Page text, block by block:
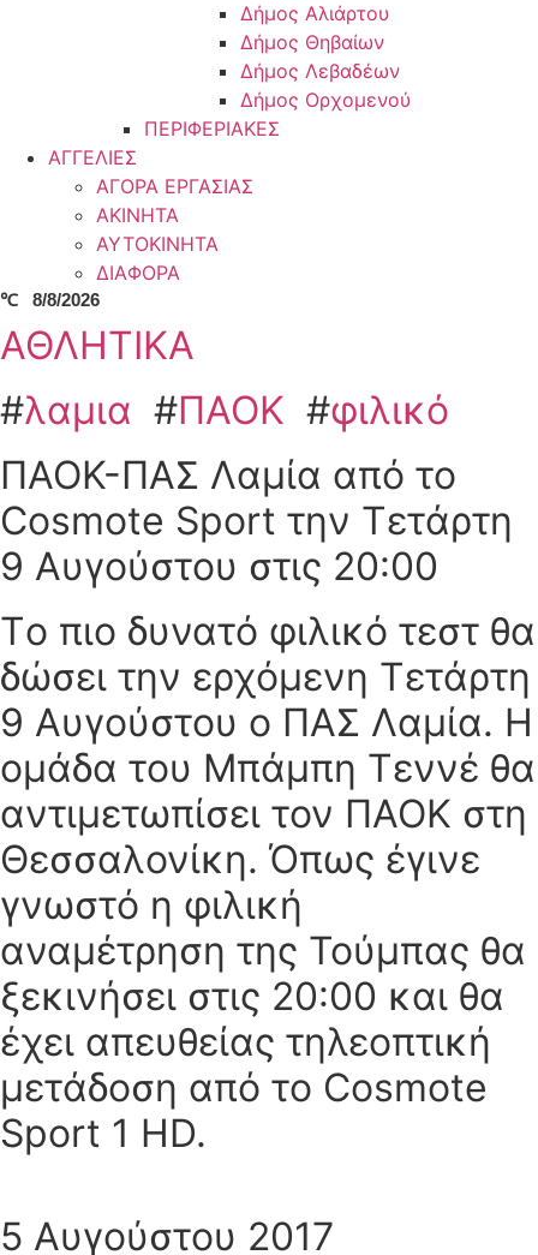
Δήμος Αλιάρτου
Δήμος Θηβαίων
Δήμος Λεβαδέων
Δήμος Ορχομενού
ΠΕΡΙΦΕΡΙΑΚΕΣ
ΑΓΓΕΛΙΕΣ
ΑΓΟΡΑ ΕΡΓΑΣΙΑΣ
ΑΚΙΝΗΤΑ
ΑΥΤΟΚΙΝΗΤΑ
ΔΙΑΦΟΡΑ
℃ 8/8/2026
ΑΘΛΗΤΙΚΑ
#λαμια #ΠΑΟΚ #φιλικό
ΠΑΟΚ-ΠΑΣ Λαμία από το
Cosmote Sport την Τετάρτη
9 Αυγούστου στις 20:00
Τo πιο δυνατό φιλικό τεστ θα
δώσει την ερχόμενη Τετάρτη
9 Αυγούστου ο ΠΑΣ Λαμία. Η
ομάδα του Μπάμπη Τεννέ θα
αντιμετωπίσει τον ΠΑΟΚ στη
Θεσσαλονίκη. Όπως έγινε
γνωστό η φιλική
αναμέτρηση της Τούμπας θα
ξεκινήσει στις 20:00 και θα
έχει απευθείας τηλεοπτική
μετάδοση από το Cosmote
Sport 1 HD.
5 Αυγούστου 2017